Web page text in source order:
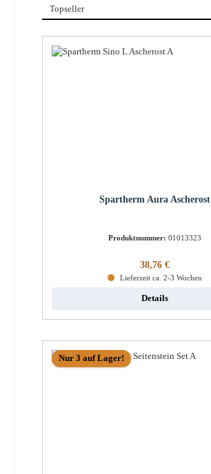
Spartherm Aura Ascherost
Produktnummer: 01013323
Regulärer Preis:
38,76 €
Lieferzeit ca. 2-3 Wochen
Details
Nur 3 auf Lager!